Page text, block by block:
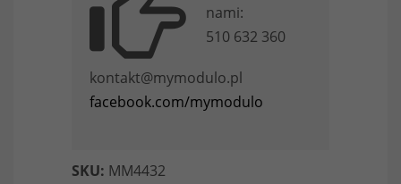
nami:
510 632 360
kontakt@mymodulo.pl
facebook.com/mymodulo
SKU: MM4432